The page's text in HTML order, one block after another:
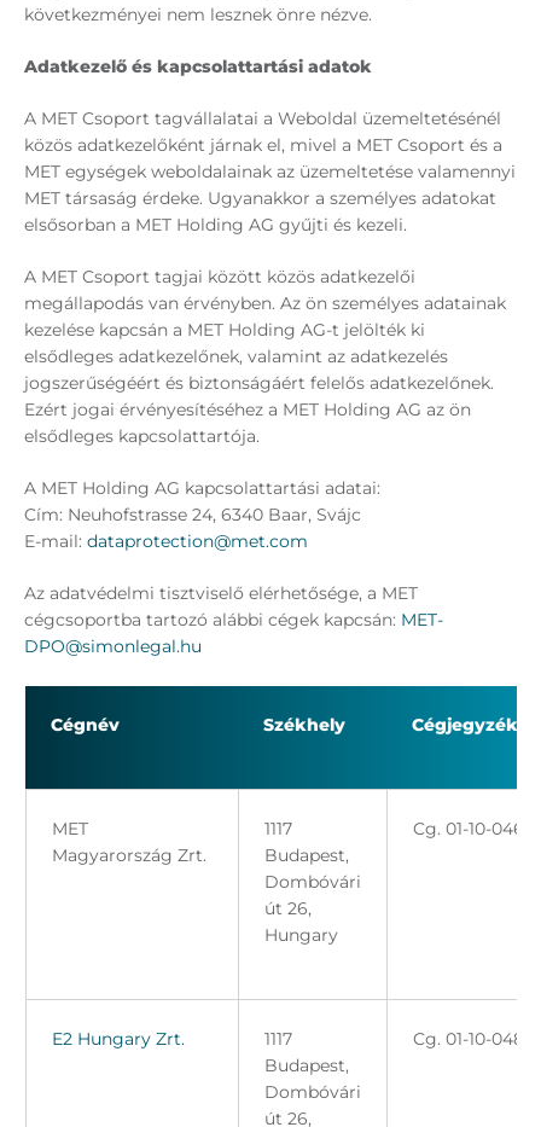
következményei nem lesznek önre nézve.
Adatkezelő és kapcsolattartási adatok
A MET Csoport tagvállalatai a Weboldal üzemeltetésénél
közös adatkezelőként járnak el, mivel a MET Csoport és a
MET egységek weboldalainak az üzemeltetése valamennyi
MET társaság érdeke. Ugyanakkor a személyes adatokat
elsősorban a MET Holding AG gyűjti és kezeli.
A MET Csoport tagjai között közös adatkezelői
megállapodás van érvényben. Az ön személyes adatainak
kezelése kapcsán a MET Holding AG-t jelölték ki
elsődleges adatkezelőnek, valamint az adatkezelés
jogszerűségéért és biztonságáért felelős adatkezelőnek.
Ezért jogai érvényesítéséhez a MET Holding AG az ön
elsődleges kapcsolattartója.
A MET Holding AG kapcsolattartási adatai:
Cím: Neuhofstrasse 24, 6340 Baar, Svájc
E-mail: dataprotection@met.com
Az adatvédelmi tisztviselő elérhetősége, a MET
cégcsoportba tartozó alábbi cégek kapcsán: MET-
DPO@simonlegal.hu
Cégnév Székhely
MET
Magyarország Zrt.
1117
Budapest,
Dombóvári
út 26,
Hungary
Cg. 01-10-
E2 Hungary Zrt.
1117
Budapest,
Dombóvári
út 26,
Cg. 01-10-